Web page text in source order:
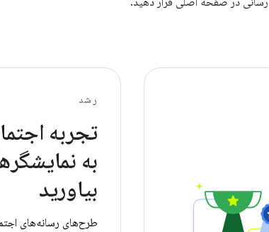
رشد
تجربه
به
بیاورید
طرح‌های رسانه‌های